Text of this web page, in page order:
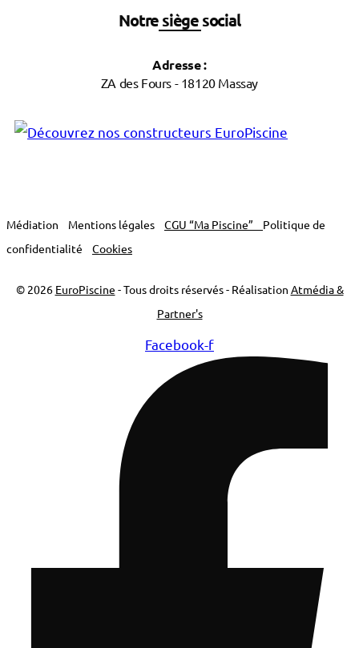
Notre siège social
Adresse :
ZA des Fours - 18120 Massay
Médiation Mentions légales CGU “Ma Piscine” Politique de
confidentialité
Cookies
© 2026 EuroPiscine - Tous droits réservés - Réalisation Atmédia &
Partner's
Facebook-f